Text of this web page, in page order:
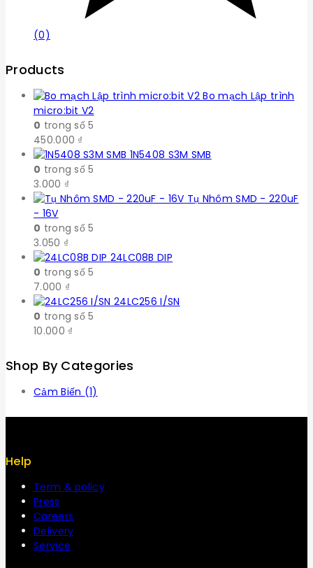
(0)
Products
Bo mạch Lập trình
micro:bit V2
0 trong số 5
450.000 ₫
1N5408 S3M SMB
0 trong số 5
3.000 ₫
Tụ Nhôm SMD - 220uF
- 16V
0 trong số 5
3.050 ₫
24LC08B DIP
0 trong số 5
7.000 ₫
24LC256 I/SN
0 trong số 5
10.000 ₫
Shop By Categories
Cảm Biến (1)
Help
Term & policy
Press
Careers
Delivery
Service